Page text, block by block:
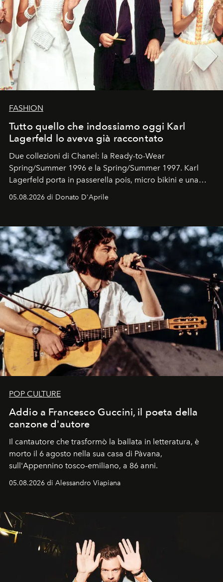
FASHION
Tutto quello che indossiamo oggi Karl
Lagerfeld lo aveva già raccontato
Due collezioni di Chanel: la Ready-to-Wear
Spring/Summer 1996 e la Spring/Summer 1997. Karl
Lagerfeld porta in passerella pois, micro bikini e una
logomania pensata per la spiaggia
Kate, Claudia e Carla una dietro l'altra. Trent'anni dopo,
uno dei documenti più contemporanei che abbiamo.
05.08.2026 di Donato D'Aprile
POP CULTURE
Addio a Francesco Guccini, il poeta della
canzone d'autore
Il cantautore che trasformò la ballata in letteratura, è
morto il 6 agosto nella sua casa di Pàvana,
sull'Appennino tosco-emiliano, a 86 anni.
05.08.2026 di Alessandro Viapiana